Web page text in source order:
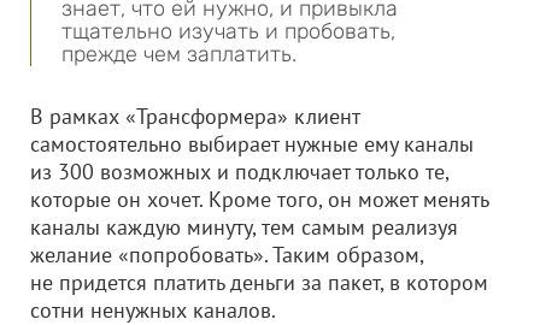
знает, что ей нужно, и привыкла
тщательно изучать и пробовать,
прежде чем заплатить.
В рамках «Трансформера» клиент
самостоятельно выбирает нужные ему каналы
из 300 возможных и подключает только те,
которые он хочет. Кроме того, он может менять
каналы каждую минуту, тем самым реализуя
желание «попробовать». Таким образом,
не придется платить деньги за пакет, в котором
сотни ненужных каналов.